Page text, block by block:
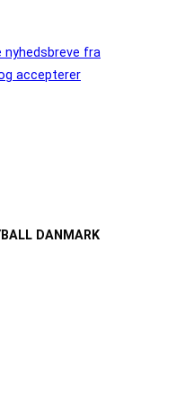
nyhedsbreve fra
accepterer
DANMARK